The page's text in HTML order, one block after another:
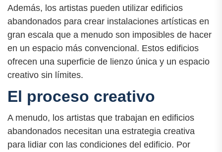
Además, los artistas pueden utilizar edificios
abandonados para crear instalaciones artísticas en
gran escala que a menudo son imposibles de hacer
en un espacio más convencional. Estos edificios
ofrecen una superficie de lienzo única y un espacio
creativo sin límites.
El proceso creativo
A menudo, los artistas que trabajan en edificios
abandonados necesitan una estrategia creativa
para lidiar con las condiciones del edificio. Por